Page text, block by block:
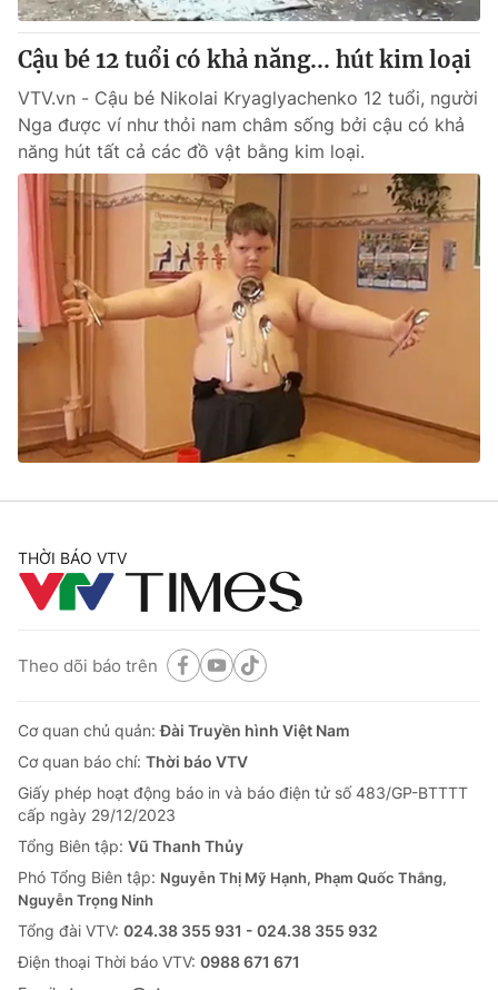
Cơ quan báo chí:Thời báo VTV
Giấy phép hoạt động báo in và báo điện tử số 483/GP-BTTTT
cấp ngày 29/12/2023
Tổng Biên tập: Vũ Thanh Thủy
Phó Tổng Biên tập: Nguyễn Thị Mỹ Hạnh, Phạm Quốc Thắng,
Nguyễn Trọng Ninh
Tổng đài VTV:024.38 355 931 - 024.38 355 932
Ðiện thoại Thời báo VTV:024.66 897 897
Email:
toasoan@vtv.vn
Liên hệ quảng cáo:024-7300.7108
® Cấm sao chép dưới mọi hình thức nếu không có sự chấp
Cậu bé 12 tuổi có khả năng... hút kim loại
VTV.vn - Cậu bé Nikolai Kryaglyachenko 12 tuổi, người
Nga được ví như thỏi nam châm sống bởi cậu có khả
năng hút tất cả các đồ vật bằng kim loại.
THỜI BÁO VTV
Theo dõi báo trên
Cơ quan chủ quản:Đài Truyền hình Việt Nam
Cơ quan báo chí: Thời báo VTV
Giấy phép hoạt động báo in và báo điện tử số 483/GP-BTTTT
cấp ngày 29/12/2023
Tổng Biên tập: Vũ Thanh Thủy
Phó Tổng Biên tập: Nguyễn Thị Mỹ Hạnh, Phạm Quốc Thắng,
Nguyễn Trọng Ninh
Tổng đài VTV: 024.38 355 931 - 024.38 355 932
Ðiện thoại Thời báo VTV: 0988 671 671